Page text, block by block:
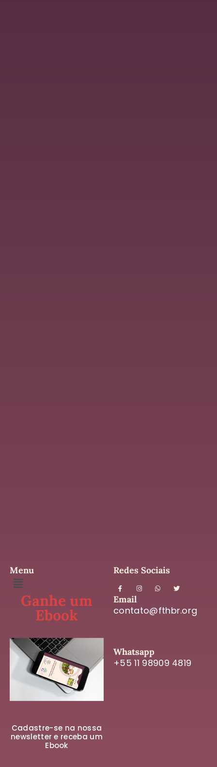
Menu
Ganhe um
Ebook
Cadastre-se na nossa
newsletter e receba um
Ebook
Redes Sociais
Email
contato@fthbr.org
Whatsapp
+55 11 98909 4819